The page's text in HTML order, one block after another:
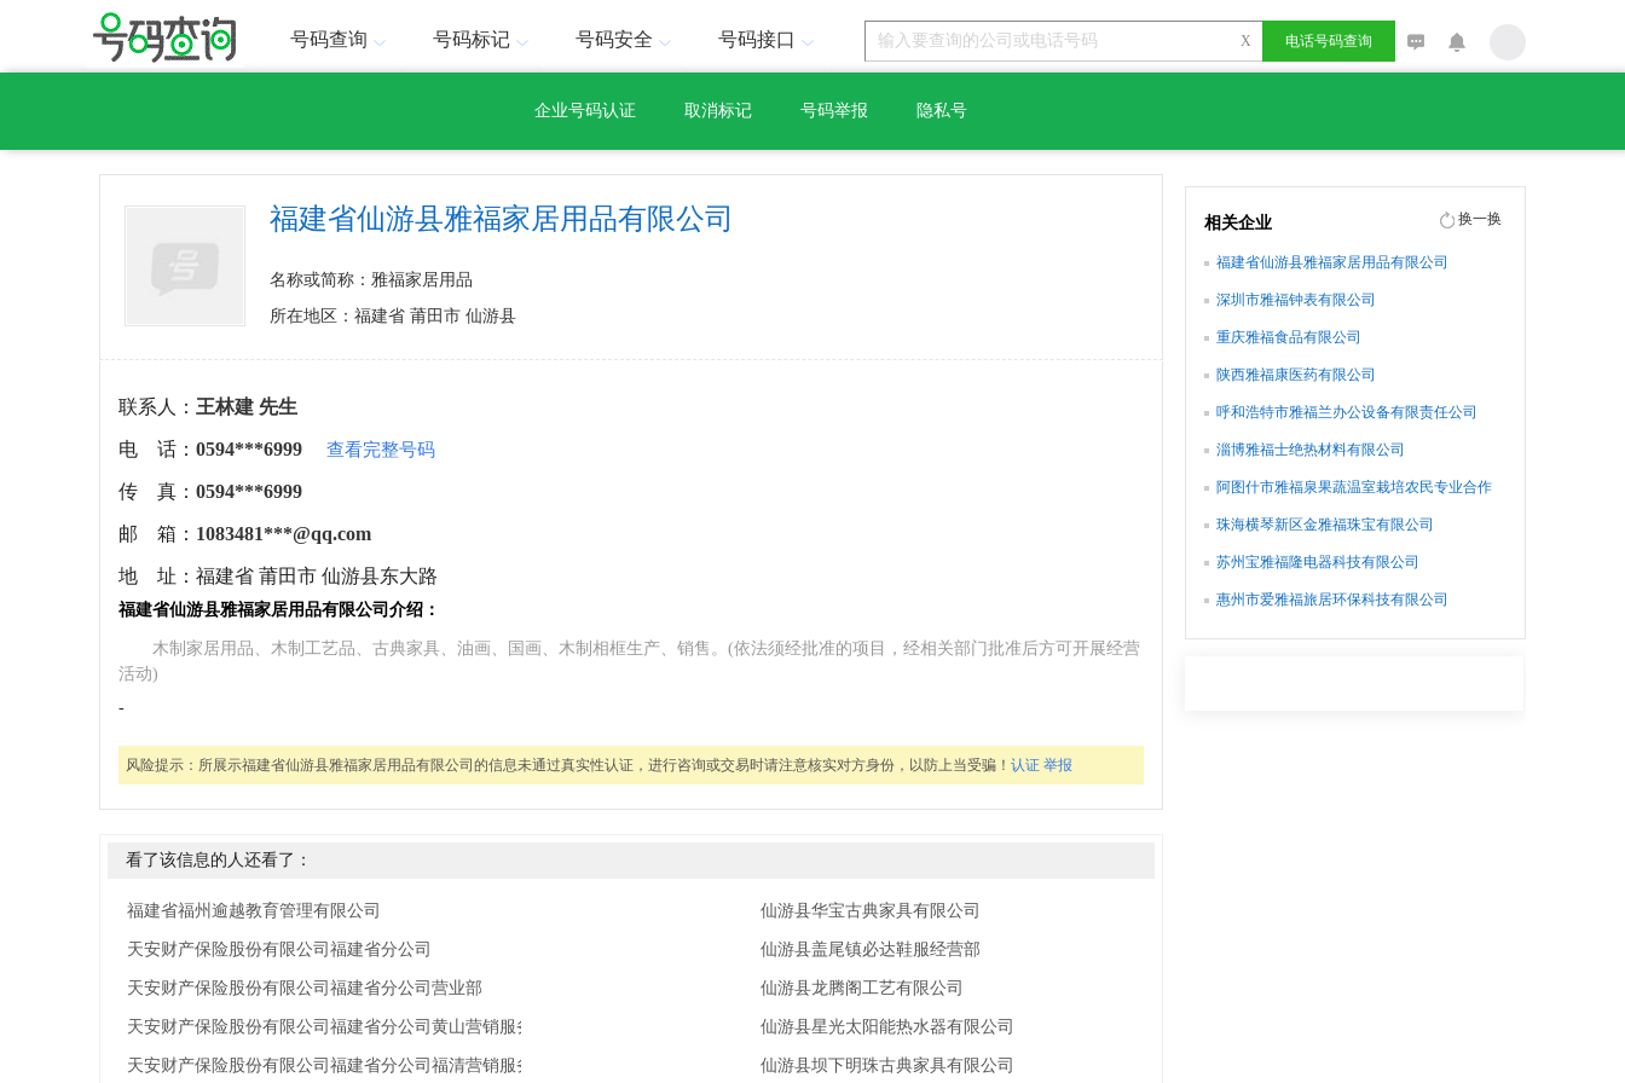
号码查询 号码标记 号码安全 号码接口 X 电话号码查询
企业号码认证 取消标记 号码举报 隐私号
福建省仙游县雅福家居用品有限公司
名称或简称：雅福家居用品
所在地区：福建省 莆田市 仙游县
联系人： 王林建 先生
电 话： 0594***6999 查看完整号码
传 真： 0594***6999
邮 箱： 1083481***@qq.com
地 址： 福建省 莆田市 仙游县东大路
福建省仙游县雅福家居用品有限公司介绍：
木制家居用品、木制工艺品、古典家具、油画、国画、木制相框生产、销售。(依法须经批准的项目，经相关部门批准后方可开展经营
活动)
-
风险提示： 所展示福建省仙游县雅福家居用品有限公司的信息未通过真实性认证，进行咨询或交易时请注意核实对方身份，以防上当受骗！ 认证 举报
看了该信息的人还看了：
福建省福州逾越教育管理有限公司
天安财产保险股份有限公司福建省分公司
天安财产保险股份有限公司福建省分公司营业部
天安财产保险股份有限公司福建省分公司黄山营销服务部
天安财产保险股份有限公司福建省分公司福清营销服务部
仙游县华宝古典家具有限公司
仙游县盖尾镇必达鞋服经营部
仙游县龙腾阁工艺有限公司
仙游县星光太阳能热水器有限公司
仙游县坝下明珠古典家具有限公司
相关企业 换一换
福建省仙游县雅福家居用品有限公司
深圳市雅福钟表有限公司
重庆雅福食品有限公司
陕西雅福康医药有限公司
呼和浩特市雅福兰办公设备有限责任公司
淄博雅福士绝热材料有限公司
阿图什市雅福泉果蔬温室栽培农民专业合作
珠海横琴新区金雅福珠宝有限公司
苏州宝雅福隆电器科技有限公司
惠州市爱雅福旅居环保科技有限公司